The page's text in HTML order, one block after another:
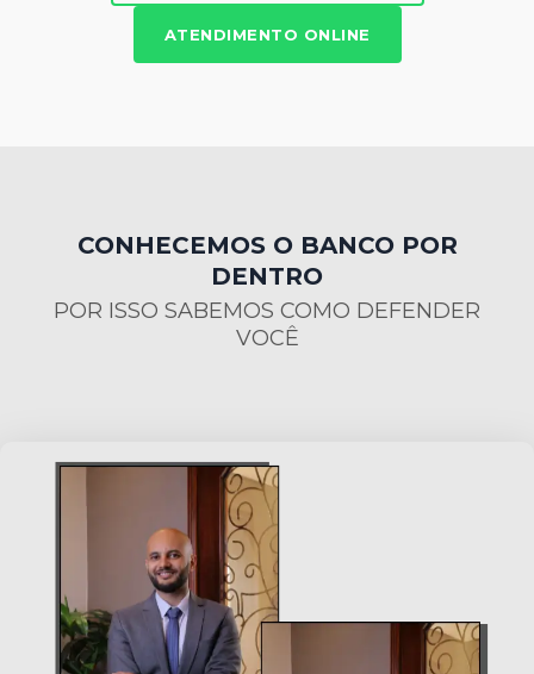
ATENDIMENTO ONLINE
CONHECEMOS O BANCO POR
DENTRO
POR ISSO SABEMOS COMO DEFENDER
VOCÊ